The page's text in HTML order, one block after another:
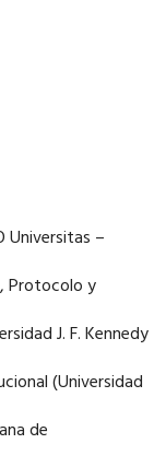
Universitas –
Protocolo y
J. F. Kennedy
(Universidad
de